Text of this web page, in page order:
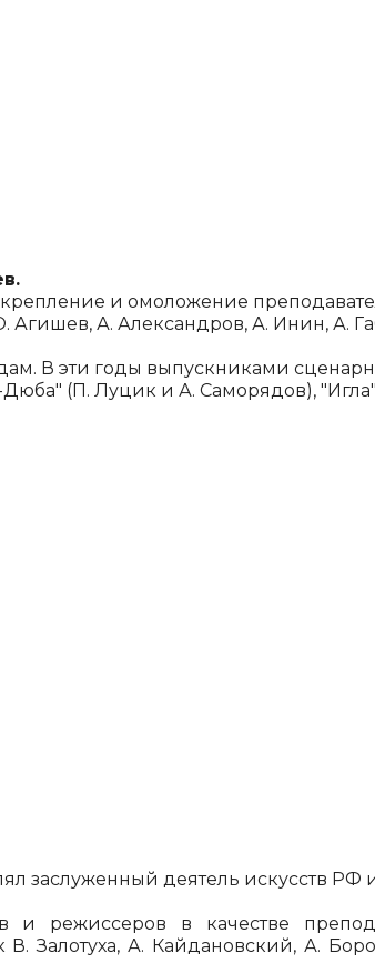
и омоложение
Аги­шев, А. Александров, А. Инин, А.
В эти годы выпускниками
(П. Луцик и А. Саморядов),
заслуженный деятель искусств РФ
и режиссеров в качестве
В. Залотуха, А. Кайдановский, А.